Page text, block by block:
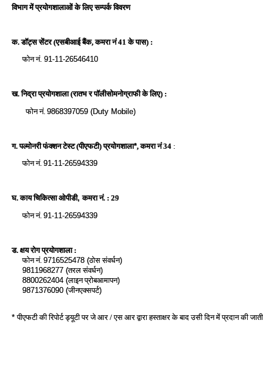
विभाग में प्रयोगशालाओं के लिए सम्पर्क विवरण
क. डॉट्स सेंटर (एसबीआई बैंक, कमरा नं 41 के पास) :
फोन नं. 91-11-26546410
ख. निद्रा प्रयोगशाला (रातभ र पॉलीसोमनोग्राफी के लिए) :
फोन नं. 9868397059 (Duty Mobile)
ग. पल्मोनरी फंक्शन टेस्ट (पीएफटी) प्रयोगशाला*, कमरा नं 34 :
फोन नं. 91-11-26594339
घ. काय चिकित्सा ओपीडी,कमरा नं. : 29
फोन नं. 91-11-26594339
ड. क्षय रोग प्रयोगशाला :
फोन नं. 9716525478 (ठोस संवर्धन)
9811968277 (तरल संवर्धन)
8800262404 (लाइन प्रोबआमापन)
9871376090 (जीनएक्‍सपर्ट)
*पीएफटी की रिपोर्ट ड्यूटी पर जे आर / एस आर द्वारा हस्ताक्षर के बाद उसी दिन में प्रदान की